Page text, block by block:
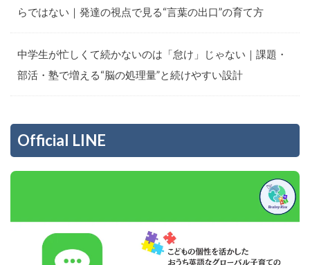
らではない｜発達の視点で見る“言葉の出口”の育て方
中学生が忙しくて続かないのは「怠け」じゃない｜課題・
部活・塾で増える“脳の処理量”と続けやすい設計
Official LINE